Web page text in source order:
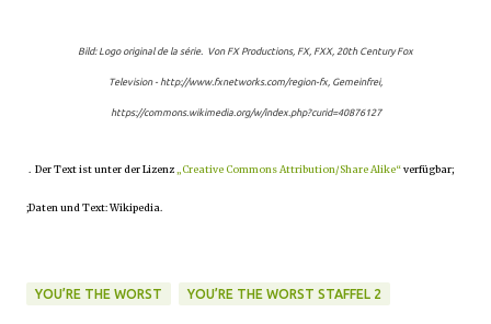
Bild: Logo original de la série. Von FX Productions, FX, FXX, 20th Century Fox
Television - http://www.fxnetworks.com/region-fx, Gemeinfrei,
https://commons.wikimedia.org/w/index.php?curid=40876127
. Der Text ist unter der Lizenz „Creative Commons Attribution/Share Alike“verfügbar;
;Daten und Text: Wikipedia.
YOU’RE THE WORST YOU’RE THE WORST STAFFEL 2